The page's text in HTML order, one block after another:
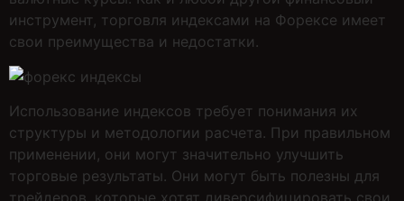
инструмент, торговля индексами на Форексе имеет
свои преимущества и недостатки.
Использование индексов требует понимания их
структуры и методологии расчета. При правильном
применении, они могут значительно улучшить
торговые результаты. Они могут быть полезны для